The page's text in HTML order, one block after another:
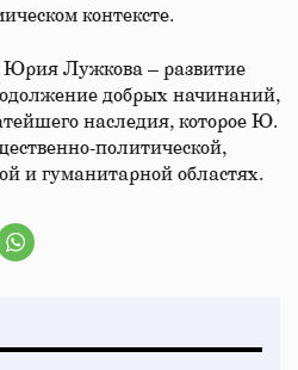
контексте.
Лужкова – развитие
добрых начинаний,
наследия, которое Ю.
политической,
и гуманитарной областях.